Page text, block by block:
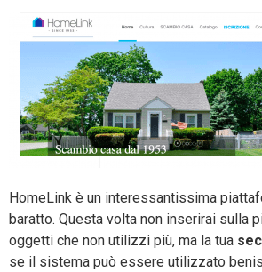
HomeLink è un interessantissima
baratto. Questa volta non inserirai sulla
oggetti che non utilizzi più, ma la tua
se il sistema può essere utilizzato